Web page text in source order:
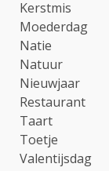
Kerstmis
Moederdag
Natie
Natuur
Nieuwjaar
Restaurant
Taart
Toetje
Valentijsdag